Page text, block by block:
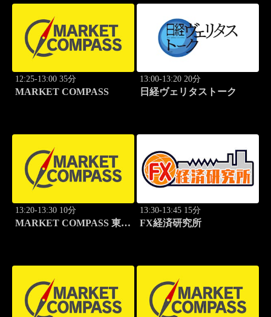
12:25-13:00 35分
MARKET COMPASS
13:00-13:20 20分
日経ヴェリタストーク
13:20-13:30 10分
MARKET COMPASS 東証
13:30-13:45 15分
FX経済研究所